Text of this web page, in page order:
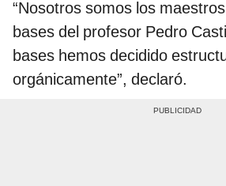
“Nosotros somos los
bases del profesor Pedro
bases hemos decidido
orgánicamente”, declaró.